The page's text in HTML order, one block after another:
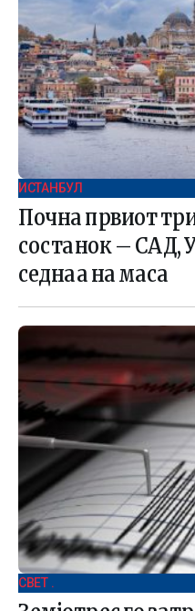
ИСТАНБУЛ
Почна првиот
состанок – САД,
седнаа на маса
СВЕТ .